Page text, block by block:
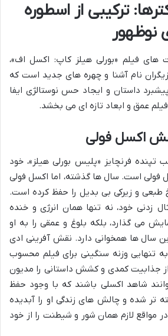
ترکیبی از اسطوره
نوظهور
های فیلم «بورلی هیلز کاپ: اکسل اف»،
نام آشنا و چهره های جدید است که
داستان و ایجاد حس نوستالژی ایفا
عمق و ابعاد تازه ای می بخشد.
اکسل فولی
فرنچایز «پلیس بورلی هیلز»، خود
فولی است. سال ها گذشته، اما اکسل فولی
طبعی و زیرکی بی بدیل را حفظ کرده است.
زدنی خود، نه تنها همان انرژی و خنده
می گذارد، بلکه بلوغ و عمقی را به او
سال ها همخوانی دارد. نقش آفرینی ادی
به تنهایی وزنه سنگینی برای فیلم محسوب
جذابیت کمدی و کشش داستانی را مدیون
شاهد اکسلی باشند که با وجود حفظ
تر شده و چالش های زندگی او را آبدیده
مواقع لازم همان شور و شیطنت را از خود